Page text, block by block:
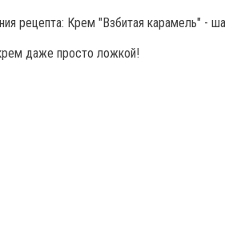
даже просто ложкой!